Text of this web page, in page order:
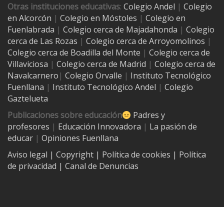
Otras instituciones educativas: Colegio Andel | Colegio
en Alcorcón | Colegio en Móstoles | Colegio en
Fuenlabrada | Colegio cerca de Majadahonda | Colegio
cerca de Las Rozas | Colegio cerca de Arroyomolinos |
Colegio cerca de Boadilla del Monte | Colegio cerca de
Villaviciosa | Colegio cerca de Madrid | Colegio cerca de
Navalcarnero | Colegio Orvalle | Instituto Tecnológico
Fuenllana | Instituto Tecnológico Andel | Colegio
Gaztelueta
Publicaciones sobre educación
Padres y
profesores | Educación Innovadora | La pasión de
educar | Opiniones Fuenllana
Aviso legal | Copyright | Política de cookies | Política
de privacidad | Canal de Denuncias